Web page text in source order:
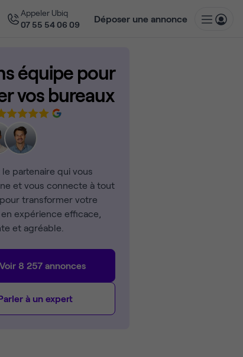
Appeler Ubiq
07 55 54 06 09
Déposer une annonce
équipe pour
vos bureaux
partenaire qui vous
et vous connecte à tout
transformer votre
expérience efficace,
et agréable.
Voir 8 257 annonces
à un expert